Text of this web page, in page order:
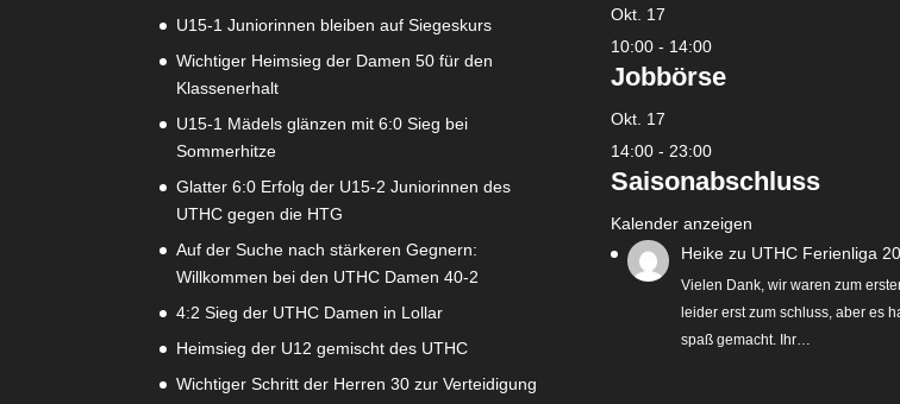
U15-1 Juniorinnen bleiben auf Siegeskurs
Wichtiger Heimsieg der Damen 50 für den
Klassenerhalt
U15-1 Mädels glänzen mit 6:0 Sieg bei
Sommerhitze
Glatter 6:0 Erfolg der U15-2 Juniorinnen des
UTHC gegen die HTG
Auf der Suche nach stärkeren Gegnern:
Willkommen bei den UTHC Damen 40-2
4:2 Sieg der UTHC Damen in Lollar
Heimsieg der U12 gemischt des UTHC
Wichtiger Schritt der Herren 30 zur Verteidigung
Okt. 17
10:00- 14:00
Jobbörse
Okt. 17
14:00- 23:00
Saisonabschluss
Kalender anzeigen
Heike zu UTHC Ferienliga
Vielen Dank, wir waren zum
leider erst zum schluss, aber es
spaß gemacht. Ihr…